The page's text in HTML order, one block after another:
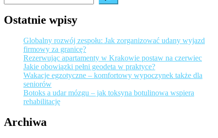
Ostatnie wpisy
Globalny rozwój zespołu: Jak zorganizować udany wyjazd
firmowy za granicę?
Rezerwując apartamenty w Krakowie postaw na czerwiec
Jakie obowiązki pełni geodeta w praktyce?
Wakacje egzotyczne – komfortowy wypoczynek także dla
seniorów
Botoks a udar mózgu – jak toksyna botulinowa wspiera
rehabilitację
Archiwa